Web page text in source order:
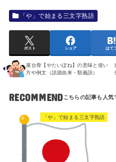
「や」で始まる三文字熟語
ポスト シェア はて
屋台骨【やたいぼね】の意味と使い
方や例文（語源由来・類義語）
RECOMMEND
「や」で始まる三文字熟語